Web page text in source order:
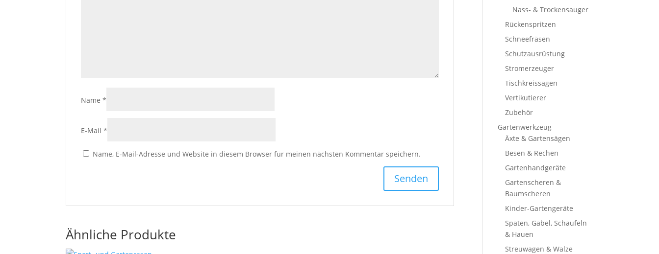
Name*
E-Mail*
Name, E-Mail-Adresse und Website in diesem Browser für meinen nächsten Kommentar speichern.
Ähnliche Produkte
Nass- & Trockensauger
Rückenspritzen
Schneefräsen
Schutzausrüstung
Stromerzeuger
Tischkreissägen
Vertikutierer
Zubehör
Gartenwerkzeug
Äxte & Gartensägen
Besen & Rechen
Gartenhandgeräte
Gartenscheren &
Baumscheren
Kinder-Gartengeräte
Spaten, Gabel, Schaufeln
& Hauen
Streuwagen & Walze